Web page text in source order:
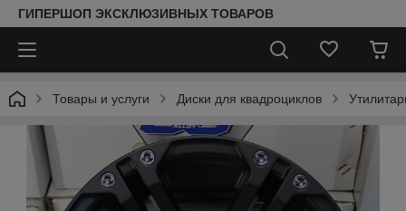
ГИПЕРШОП ЭКСКЛЮЗИВНЫХ ТОВАРОВ
Товары и услуги Диски для квадроциклов